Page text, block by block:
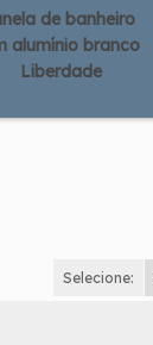
de banheiro
alumínio branco
Liberdade
Selecione: